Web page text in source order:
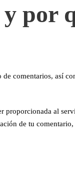
por
comentarios, así
al
de tu